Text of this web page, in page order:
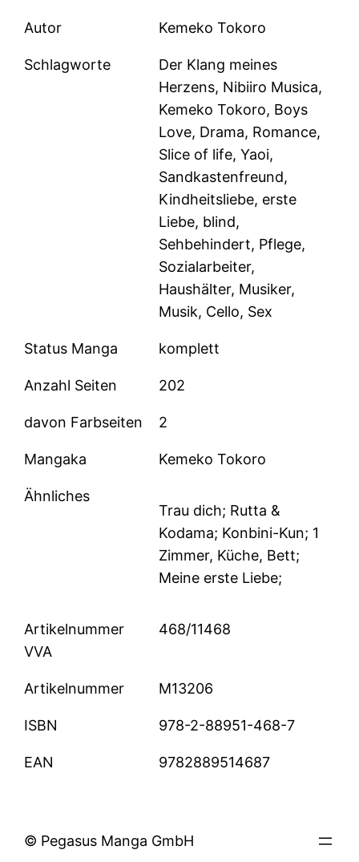
Autor Kemeko Tokoro
Schlagworte
Der Klang meines
Herzens, Nibiiro Musica,
Kemeko Tokoro, Boys
Love, Drama, Romance,
Slice of life, Yaoi,
Sandkastenfreund,
Kindheitsliebe, erste
Liebe, blind,
Sehbehindert, Pflege,
Sozialarbeiter,
Haushälter, Musiker,
Musik, Cello, Sex
Status Manga komplett
Anzahl Seiten 202
davon Farbseiten 2
Mangaka Kemeko Tokoro
Ähnliches
Trau dich; Rutta &
Kodama; Konbini-Kun; 1
Zimmer, Küche, Bett;
Meine erste Liebe;
Artikelnummer
VVA
468/11468
Artikelnummer M13206
ISBN 978-2-88951-468-7
EAN 9782889514687
© Pegasus Manga GmbH